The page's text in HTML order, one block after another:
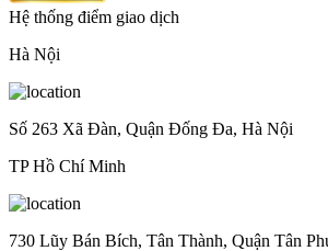
Hệ thống điểm giao dịch
Hà Nội
Số 263 Xã Đàn, Quận Đống Đa, Hà Nội
TP Hồ Chí Minh
730 Lũy Bán Bích, Tân Thành, Quận Tân